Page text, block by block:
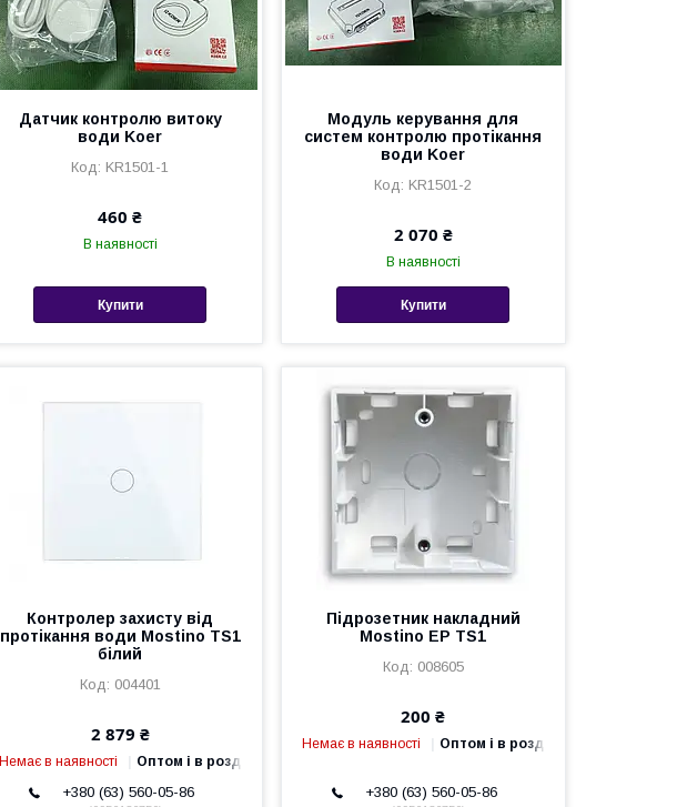
Датчик контролю витоку
води Koer
KR1501-1
460 ₴
В наявності
Купити
Модуль керування для
систем контролю протікання
води Koer
KR1501-2
2 070 ₴
В наявності
Купити
Контролер захисту від
протікання води Mostino TS1
білий
004401
2 879 ₴
Немає в наявності Оптом і в роздріб
+380 (63) 560-05-86
Підрозетник накладний
Mostino EP TS1
008605
200 ₴
Немає в наявності Оптом і в роздріб
+380 (63) 560-05-86